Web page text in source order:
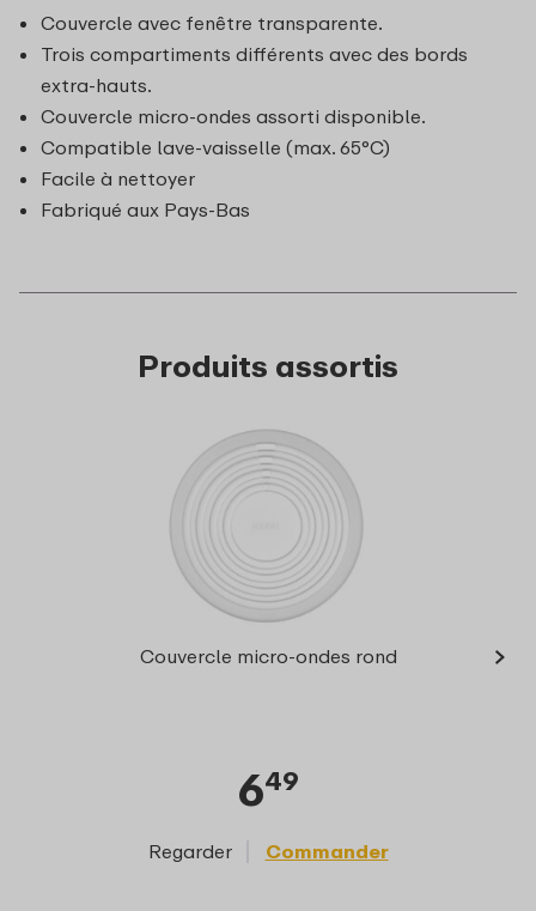
Couvercle avec fenêtre transparente.
Trois compartiments différents avec des bords
extra-hauts.
Couvercle micro-ondes assorti disponible.
Compatible lave-vaisselle (max. 65°C)
Facile à nettoyer
Fabriqué aux Pays-Bas
Produits assortis
Couvercle micro-ondes rond
649
Regarder Commander
Bol
›